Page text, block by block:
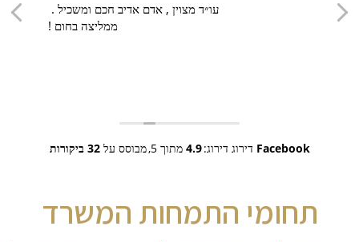
עו״ד מצוין , אדם אדיב חכם ומשכיל .
ממליצה בחום !
Facebook דירוג דירוג:4.9 מתוך 5, מבוסס על32 ביקורות
תחומי התמחות המשרד